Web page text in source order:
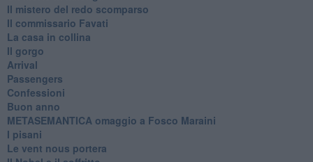
Il mistero del redo scomparso
Il commissario Favati
La casa in collina
Il gorgo
Arrival
Passengers
Confessioni
Buon anno
METASEMANTICA omaggio a Fosco Maraini
I pisani
Le vent nous portera